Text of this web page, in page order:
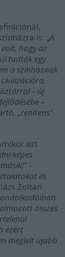
is: „A
volt, hogy az
tudták egy
a színháznak
– új
–
„renitens"
azt
képes
-
és
Zoltán
összes
ezért
meglelt újabb